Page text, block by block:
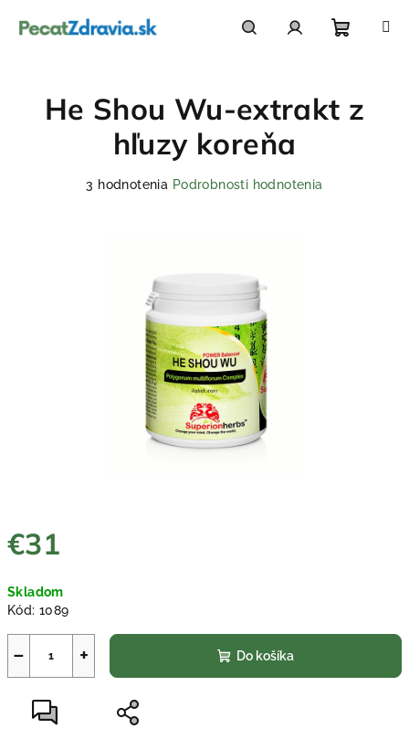
košík
€31
cena:
Skladom
Kód: 1089
+
− Do košíka
He Shou Wu-extrakt z
hľuzy koreňa
Priemerné
hviezdičiek.
3 hodnotenia Podrobnosti hodnotenia